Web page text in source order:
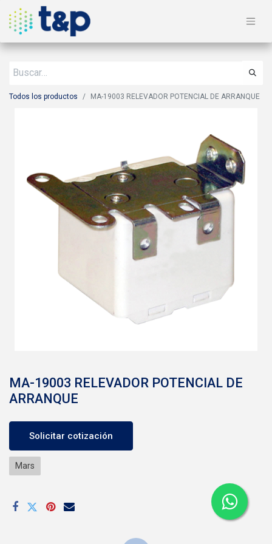
Todos los productos MA-19003 RELEVADOR POTENCIAL DE ARRANQUE
MA-19003 RELEVADOR POTENCIAL DE
ARRANQUE
Solicitar cotización
Mars